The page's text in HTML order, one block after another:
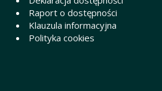
Raport o dostępności
Klauzula informacyjna
Polityka cookies